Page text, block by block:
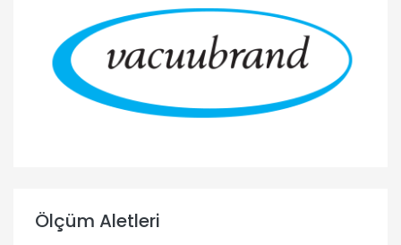
Ölçüm Aletleri